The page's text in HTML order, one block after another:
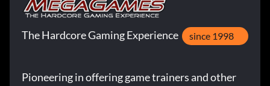
The Hardcore Gaming Experience since 1998
Pioneering in offering game trainers and other